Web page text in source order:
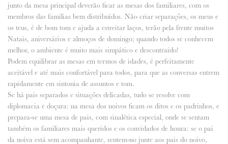
junto da mesa principal deverão ficar as mesas dos familiares, com os
membros das famílias bem distribuídos. Não criar separações, os meus e
os teus, é de bom tom e ajuda a estreitar laços, terão pela frente muitos
Natais, aniversários e almoços de domingo; quando todos se conhecem
melhor, o ambiente é muito mais simpático e descontraído!
Podem equilibrar as mesas em termos de idades, é perfeitamente
aceitável e até mais confortável para todos, para que as conversas entrem
rapidamente em sintonia de assuntos e tom.
Se há pais separados e situações delicadas, tudo se resolve com
diplomacia e doçura: na mesa dos noivos ficam os ditos e os padrinhos, e
prepara-se uma mesa de pais, com sinalética especial, onde se sentam
também os familiares mais queridos e os convidados de honra: se o pai
da noiva está sem acompanhante, sentem-no junte aos pais do noivo,